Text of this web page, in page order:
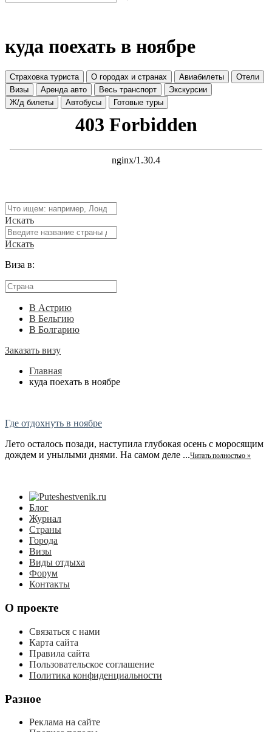
куда поехать в ноябре
Страховка туриста О городах и странах Авиабилеты
Отели
Визы
Аренда авто Весь транспорт
Экскурсии
Ж/д билеты
Автобусы Готовые туры
Искать
Искать
Виза в:
В Астрию
В Бельгию
В Болгарию
Заказать визу
Главная
куда поехать в ноябре
Где отдохнуть в ноябре
Лето осталось позади, наступила глубокая осень с моросящим
дождем и унылыми днями. На самом деле ...Читать полностью »
Блог
Журнал
Страны
Города
Визы
Виды отдыха
Форум
Контакты
О проекте
Связаться с нами
Карта сайта
Правила сайта
Пользовательское соглашение
Политика конфиденциальности
Разное
Реклама на сайте